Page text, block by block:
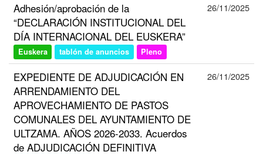
Adhesión/aprobación de la
“DECLARACIÓN INSTITUCIONAL DEL
DÍA INTERNACIONAL DEL EUSKERA”
Euskera tablón de anuncios Pleno
26/11/2025
EXPEDIENTE DE ADJUDICACIÓN EN
ARRENDAMIENTO DEL
APROVECHAMIENTO DE PASTOS
COMUNALES DEL AYUNTAMIENTO DE
ULTZAMA. AÑOS 2026-2033. Acuerdos
de ADJUDICACIÓN DEFINITIVA
26/11/2025